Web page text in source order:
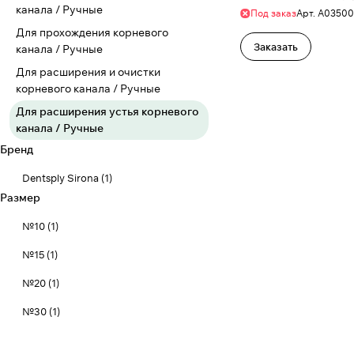
Под заказАрт.
Заказать
канала / Ручные
Для прохождения корневого
канала / Ручные
Для расширения и очистки
корневого канала / Ручные
Для расширения устья корневого
канала / Ручные
Бренд
Dentsply Sirona (1)
Размер
№10 (1)
№15 (1)
№20 (1)
№30 (1)